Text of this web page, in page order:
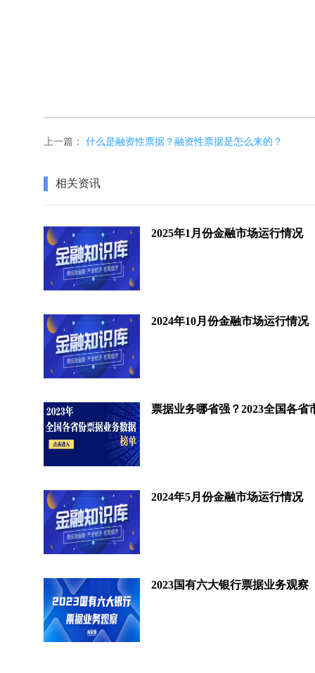
上一篇： 什么是融资性票据？融资性票据是怎么来的？
相关资讯
2025年1月份金融市场运行情况
2024年10月份金融市场运行情况
2024年5月份金融市场运行情况
2023国有六大银行票据业务观察